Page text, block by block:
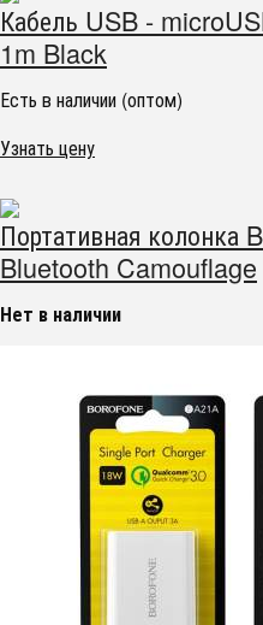
Кабель USB -
1m Black
Есть в наличии (оптом)
Узнать цену
Портативная
Bluetooth Camouflage
Нет в наличии